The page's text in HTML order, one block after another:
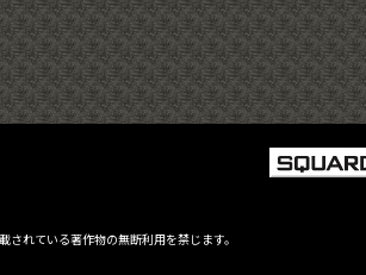
されている著作物の無断利用を禁じます。